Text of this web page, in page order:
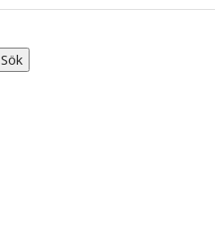
Sök